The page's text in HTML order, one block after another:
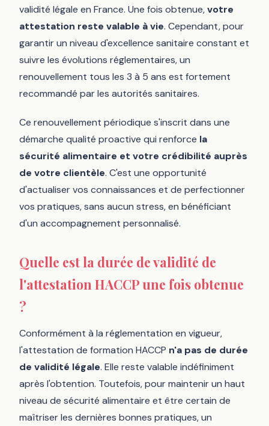
validité légale en France. Une fois obtenue,votre
attestation reste valable à vie. Cependant, pour
garantir un niveau d'excellence sanitaire constant et
suivre les évolutions réglementaires, un
renouvellement tous les 3 à 5 ans est fortement
recommandé par les autorités sanitaires.
Ce renouvellement périodique s'inscrit dans une
démarche qualité proactive qui renforce la
sécurité alimentaire et votre crédibilité auprès
de votre clientèle. C'est une opportunité
d'actualiser vos connaissances et de perfectionner
vos pratiques, sans aucun stress, en bénéficiant
d'un accompagnement personnalisé.
Quelle est la durée de validité de
l'attestation HACCP une fois obtenue
?
Conformément à la réglementation en vigueur,
l'attestation de formation HACCP n'a pas de durée
de validité légale. Elle reste valable indéfiniment
après l'obtention. Toutefois, pour maintenir un haut
niveau de sécurité alimentaire et être certain de
maîtriser les dernières bonnes pratiques, un